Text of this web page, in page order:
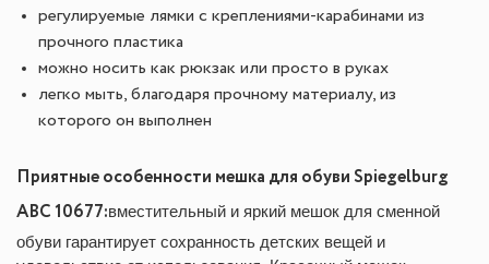
регулируемые лямки с креплениями-карабинами из
прочного пластика
можно носить как рюкзак или просто в руках
легко мыть, благодаря прочному материалу, из
которого он выполнен
Приятные особенности мешка для обуви Spiegelburg
ABC 10677:вместительный и яркий мешок для сменной
обуви гарантирует сохранность детских вещей и